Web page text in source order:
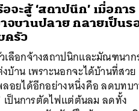
จะสู้ ‘สถาปนึก’ เมื่อการ
จบานปลาย กลายเป็นร
ครัว
เลือกจ้างสถาปนิกและมัณฑนาก
าน เพราะนอกจะได้บ้านที่สวย
อยได้อีกอย่างหนึ่งคือ ลดบทบ
เป็นการตัดไฟแต่ต้นลม ลดทั้ง